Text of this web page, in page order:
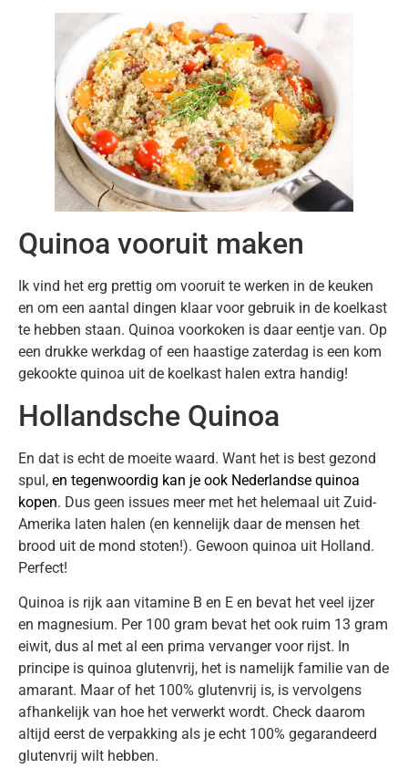
Quinoa vooruit maken
Ik vind het erg prettig om vooruit te werken in de keuken
en om een aantal dingen klaar voor gebruik in de koelkast
te hebben staan. Quinoa voorkoken is daar eentje van. Op
een drukke werkdag of een haastige zaterdag is een kom
gekookte quinoa uit de koelkast halen extra handig!
Hollandsche Quinoa
En dat is echt de moeite waard. Want het is best gezond
spul, en tegenwoordig kan je ook Nederlandse quinoa
kopen. Dus geen issues meer met het helemaal uit Zuid-
Amerika laten halen (en kennelijk daar de mensen het
brood uit de mond stoten!). Gewoon quinoa uit Holland.
Perfect!
Quinoa is rijk aan vitamine B en E en bevat het veel ijzer
en magnesium. Per 100 gram bevat het ook ruim 13 gram
eiwit, dus al met al een prima vervanger voor rijst. In
principe is quinoa glutenvrij, het is namelijk familie van de
amarant. Maar of het 100% glutenvrij is, is vervolgens
afhankelijk van hoe het verwerkt wordt. Check daarom
altijd eerst de verpakking als je echt 100% gegarandeerd
glutenvrij wilt hebben.